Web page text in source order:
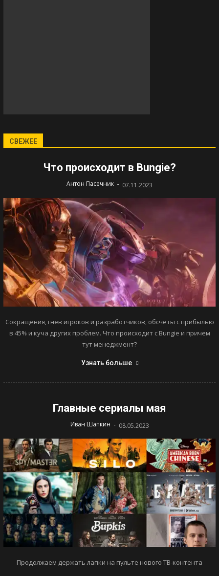
СВЕЖЕЕ
Что происходит в Bungie?
Антон Пасечник - 07.11.2023
Сокращения, гнев игроков и разработчиков, обсчеты с прибылью
в 45% и куча других проблем. Что происходит с Bungie и причем
тут менеджмент?
Узнать больше
Главные сериалы мая
Иван Шапкин - 08.05.2023
Продолжаем держать лапки на пульте нового ТВ-контента